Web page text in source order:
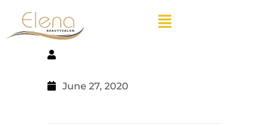
June 27, 2020